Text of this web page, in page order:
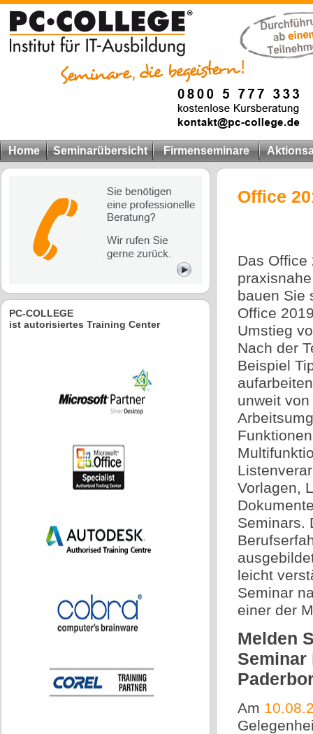
Home Seminarübersicht Firmenseminare
PC-COLLEGE
ist autorisiertes Training Center
Office
Das Office
bauen Sie
Office
Umstieg
Nach der
Beispiel
unweit
Vorlagen,
Seminars.
leicht
Seminar
einer der
Melden
Seminar
Am